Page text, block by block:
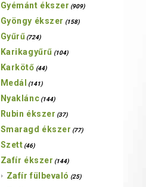
Gyémánt ékszer (909)
Gyöngy ékszer (158)
Gyűrű (724)
Karikagyűrű (104)
Karkötő (44)
Medál (141)
Nyaklánc (144)
Rubin ékszer (37)
Smaragd ékszer (77)
Szett (46)
Zafír ékszer (144)
Zafír fülbevaló (25)